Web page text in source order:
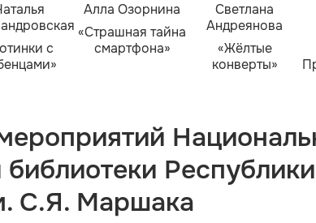
с
Алла Озорнина
«Страшная тайна
смартфона»
Светлана
Андреянова
«Жёлтые
конверты»
библиотеки Республики
С.Я. Маршака